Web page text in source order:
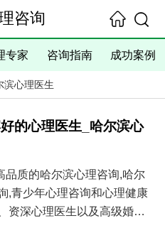
咨询
专家 咨询指南 成功案例
滨心理医生
的心理医生_哈尔滨心
品质的哈尔滨心理咨询,哈尔
,青少年心理咨询和心理健康
资深心理医生以及高级婚姻